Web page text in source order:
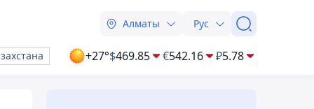
Алматы Рус
+27°$469.85 €542.16 ₽5.78